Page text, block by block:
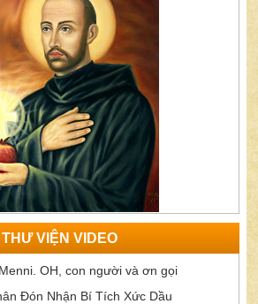
THƯ VIỆN VIDEO
OH, con người và ơn gọi
Đón Nhận Bí Tích Xức Dầu